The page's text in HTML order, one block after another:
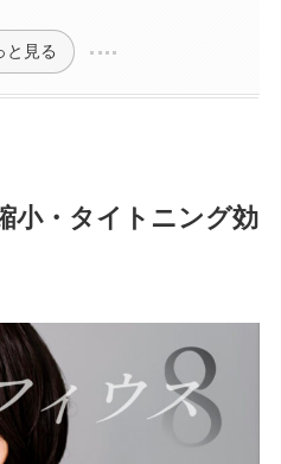
と見る
小・タイトニング効